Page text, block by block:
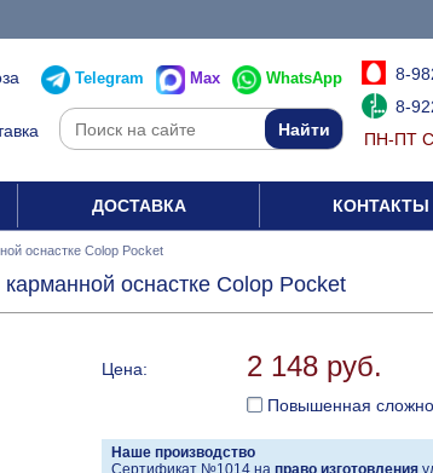
Telegram Max WhatsApp
8-
8-
ПН-ПТ С
ДОСТАВКА КОНТАКТЫ
оснастке Colop Pocket
оснастке Colop Pocket
Цена: 2 148 руб.
Повышенная
Наше производство
Сертификат №1014 на право изготовления